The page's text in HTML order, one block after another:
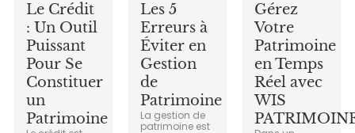
Le Crédit
: Un Outil
Puissant
Pour Se
Constituer
un
Patrimoine
Les 5
Erreurs à
Éviter en
Gestion
de
Patrimoine
La gestion de
patrimoine est
Gérez
Votre
Patrimoine
en Temps
Réel avec
WIS